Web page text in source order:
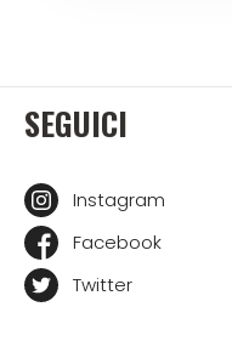
SEGUICI
Instagram
Facebook
Twitter